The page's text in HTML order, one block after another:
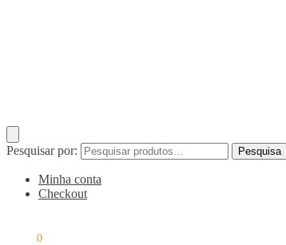
Pesquisar por: Pesquisa
Minha conta
Checkout
0